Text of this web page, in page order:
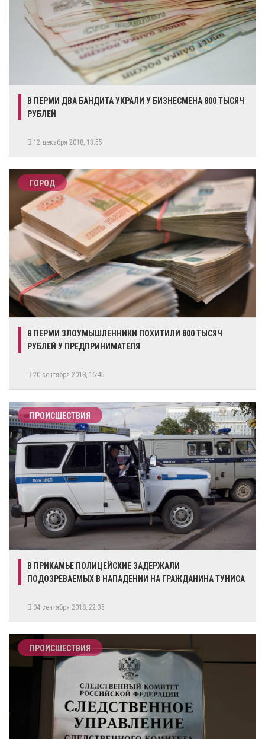
В ПЕРМИ ДВА БАНДИТА УКРАЛИ У БИЗНЕСМЕНА 800 ТЫСЯЧ
РУБЛЕЙ
12 декабря 2018, 13:55
ГОРОД
​В ПЕРМИ ЗЛОУМЫШЛЕННИКИ ПОХИТИЛИ 800 ТЫСЯЧ
РУБЛЕЙ У ПРЕДПРИНИМАТЕЛЯ
20 сентября 2018, 16:45
ПРОИСШЕСТВИЯ
​В ПРИКАМЬЕ ПОЛИЦЕЙСКИЕ ЗАДЕРЖАЛИ
ПОДОЗРЕВАЕМЫХ В НАПАДЕНИИ НА ГРАЖДАНИНА ТУНИСА
04 сентября 2018, 22:35
ПРОИСШЕСТВИЯ